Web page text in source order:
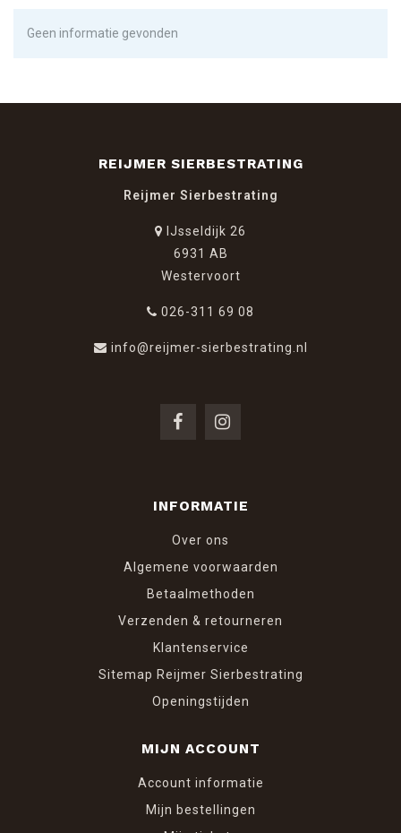
Geen informatie gevonden
REIJMER SIERBESTRATING
Reijmer Sierbestrating
IJsseldijk 26
6931 AB
Westervoort
026-311 69 08
info@reijmer-sierbestrating.nl
INFORMATIE
Over ons
Algemene voorwaarden
Betaalmethoden
Verzenden & retourneren
Klantenservice
Sitemap Reijmer Sierbestrating
Openingstijden
MIJN ACCOUNT
Account informatie
Mijn bestellingen